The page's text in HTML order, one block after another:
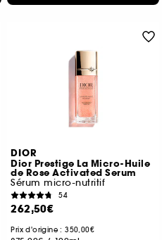
DIOR
Dior Prestige La Micro-Huile
de Rose Activated Serum
Sérum micro-nutritif
54
262,50€
Prix d'origine : 350,00€